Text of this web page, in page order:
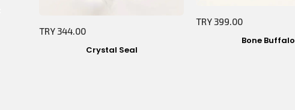
TRY 344.00
Crystal Seal
TRY 399.00
Bone Buffalo